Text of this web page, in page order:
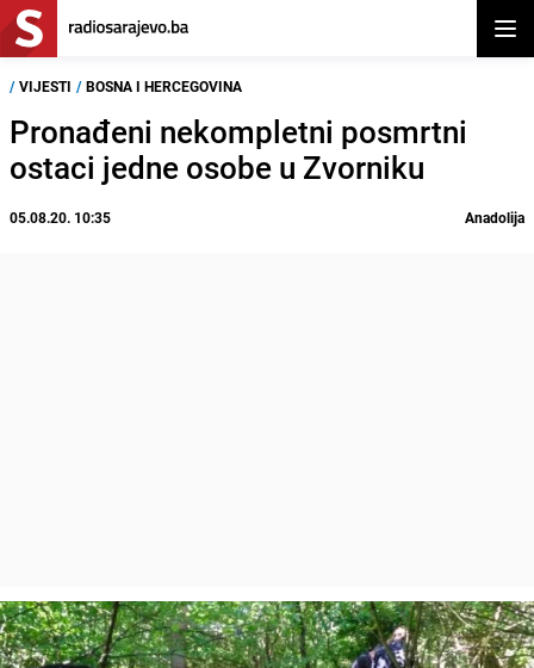
/ VIJESTI / BOSNA I HERCEGOVINA
Pronađeni nekompletni posmrtni
ostaci jedne osobe u Zvorniku
05.08.20. 10:35 Anadolija